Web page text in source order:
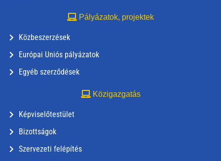
Pályázatok, projektek
Közbeszerzések
Európai Uniós pályázatok
Egyéb szerződések
Közigazgatás
Képviselőtestület
Bizottságok
Szervezeti felépítés